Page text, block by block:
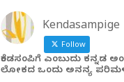
Kendasampige
Follow
ಕೆಂಡಸಂಪಿಗೆ ಎಂಬುದು ಕನ್ನಡ
ಲೋಕದ ಒಂದು ಅನನ್ಯ